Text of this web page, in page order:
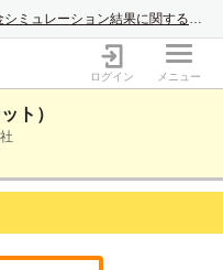
中東情勢を受けた電気料金シミュレーション結果に関するご案内
イト エネチェンジ
ログイン メニュー
ト）